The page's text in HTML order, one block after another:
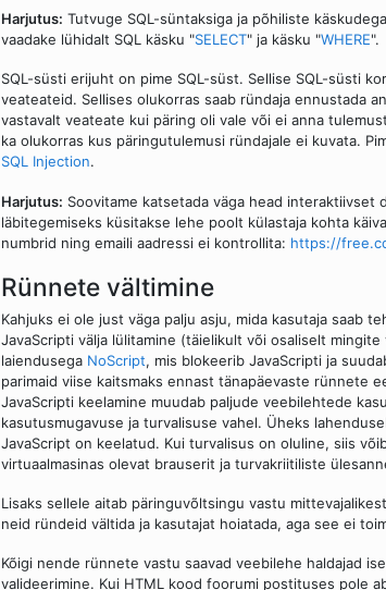
Harjutus: Tutvuge SQL-süntaksiga ja põhiliste
vaadake lühidalt SQL käsku "SELECT" ja käsku "WHERE".
SQL-süsti erijuht on pime SQL-süst. Sellise SQL-süsti
veateateid. Sellises olukorras saab ründaja ennustada
vastavalt veateate kui päring oli vale või ei anna
ka olukorras kus päringutulemusi ründajale ei kuvata.
SQL Injection.
Harjutus: Soovitame katsetada väga head interaktiivset
läbitegemiseks küsitakse lehe poolt külastaja kohta
numbrid ning emaili aadressi ei kontrollita: https://
Rünnete vältimine
Kahjuks ei ole just väga palju asju, mida kasutaja saab
JavaScripti välja lülitamine (täielikult või osaliselt
laiendusega NoScript, mis blokeerib JavaScripti ja
parimaid viise kaitsmaks ennast tänapäevaste rünnete
JavaScripti keelamine muudab paljude veebilehtede
kasutusmugavuse ja turvalisuse vahel. Üheks
JavaScript on keelatud. Kui turvalisus on oluline, siis
virtuaalmasinas olevat brauserit ja turvakriitiliste
Lisaks sellele aitab päringuvõltsingu vastu
neid ründeid vältida ja kasutajat hoiatada, aga see ei
Kõigi nende rünnete vastu saavad veebilehe haldajad
valideerimine. Kui HTML kood foorumi postituses pole